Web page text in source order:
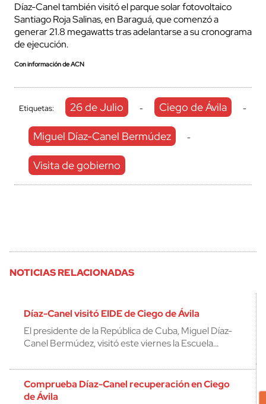
Díaz-Canel también visitó el parque solar fotovoltaico
Santiago Roja Salinas, en Baraguá, que comenzó a
generar 21.8 megawatts tras adelantarse a su cronograma
de ejecución.
Con información de ACN
Etiquetas: 26 de Julio - Ciego de Ávila -
Miguel Díaz-Canel Bermúdez -
Visita de gobierno
NOTICIAS RELACIONADAS
Díaz-Canel visitó EIDE de Ciego de Ávila
El presidente de la República de Cuba, Miguel Díaz-
Canel Bermúdez, visitó este viernes la Escuela…
Comprueba Díaz-Canel recuperación en Ciego
de Ávila